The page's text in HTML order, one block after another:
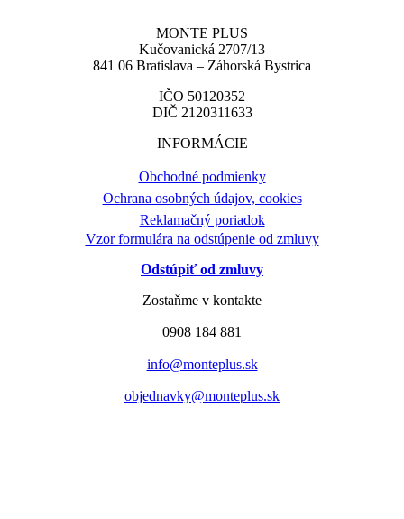
MONTE PLUS
Kučovanická 2707/13
841 06 Bratislava – Záhorská Bystrica
IČO 50120352
DIČ 2120311633
INFORMÁCIE
Obchodné podmienky
Ochrana osobných údajov, cookies
Reklamačný poriadok
Vzor formulára na odstúpenie od zmluvy
Odstúpiť od zmluvy
Zostaňme v kontakte
0908 184 881
info@monteplus.sk
objednavky@monteplus.sk